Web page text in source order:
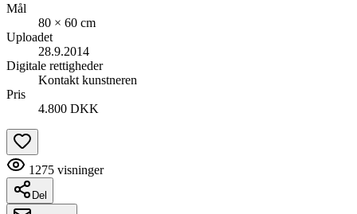
Mål
80 × 60 cm
Uploadet
28.9.2014
Digitale rettigheder
Kontakt kunstneren
Pris
4.800 DKK
1275 visninger
Del